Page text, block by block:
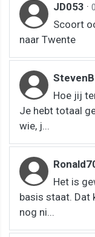
JD053 ·
Scoort
naar Twente
Hoe jij
Je hebt totaal
wie, j...
Het is
basis staat. Dat
nog ni...